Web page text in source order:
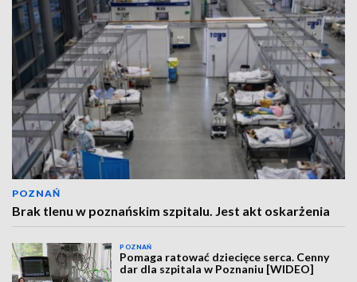
POZNAŃ
Brak tlenu w poznańskim szpitalu. Jest akt oskarżenia
POZNAŃ
Pomaga ratować dziecięce serca. Cenny
dar dla szpitala w Poznaniu [WIDEO]